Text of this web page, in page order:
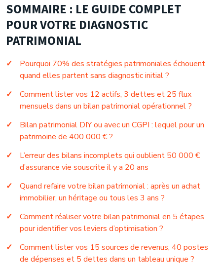
SOMMAIRE : LE GUIDE COMPLET
POUR VOTRE DIAGNOSTIC
PATRIMONIAL
Pourquoi 70% des stratégies patrimoniales échouent
quand elles partent sans diagnostic initial ?
Comment lister vos 12 actifs, 3 dettes et 25 flux
mensuels dans un bilan patrimonial opérationnel ?
Bilan patrimonial DIY ou avec un CGPI : lequel pour un
patrimoine de 400 000 € ?
L’erreur des bilans incomplets qui oublient 50 000 €
d’assurance vie souscrite il y a 20 ans
Quand refaire votre bilan patrimonial : après un achat
immobilier, un héritage ou tous les 3 ans ?
Comment réaliser votre bilan patrimonial en 5 étapes
pour identifier vos leviers d’optimisation ?
Comment lister vos 15 sources de revenus, 40 postes
de dépenses et 5 dettes dans un tableau unique ?